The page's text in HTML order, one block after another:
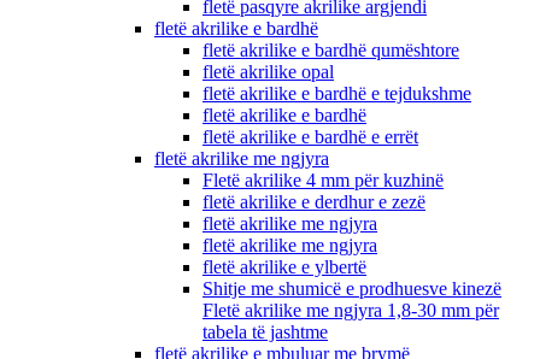
fletë pasqyre akrilike argjendi
fletë akrilike e bardhë
fletë akrilike e bardhë qumështore
fletë akrilike opal
fletë akrilike e bardhë e tejdukshme
fletë akrilike e bardhë
fletë akrilike e bardhë e errët
fletë akrilike me ngjyra
Fletë akrilike 4 mm për kuzhinë
fletë akrilike e derdhur e zezë
fletë akrilike me ngjyra
fletë akrilike me ngjyra
fletë akrilike e ylbertë
Shitje me shumicë e prodhuesve kinezë
Fletë akrilike me ngjyra 1,8-30 mm për
tabela të jashtme
fletë akrilike e mbuluar me brymë